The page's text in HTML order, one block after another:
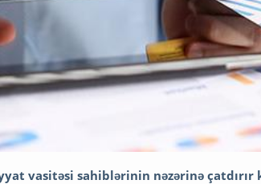
vasitəsi sahiblərinin nəzərinə çatdırır